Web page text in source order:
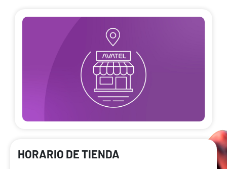
HORARIO DE TIENDA